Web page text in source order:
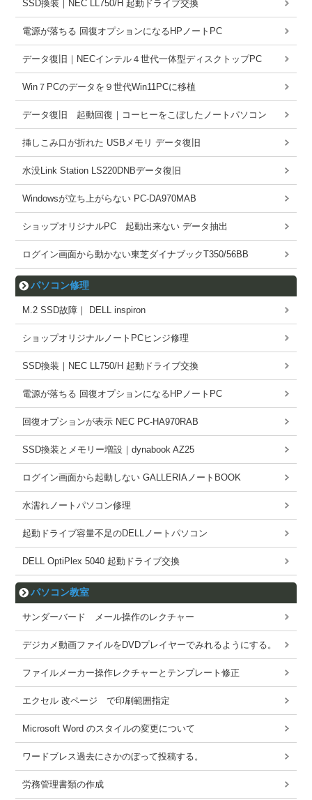
SSD換装｜NEC LL750/H 起動ドライブ交換
電源が落ちる 回復オプションになるHPノートPC
データ復旧｜NECインテル４世代一体型ディスクトップPC
Win７PCのデータを９世代Win11PCに移植
データ復旧 起動回復｜コーヒーをこぼしたノートパソコン
挿しこみ口が折れた USBメモリ データ復旧
水没Link Station LS220DNBデータ復旧
Windowsが立ち上がらない PC-DA970MAB
ショップオリジナルPC 起動出来ない データ抽出
ログイン画面から動かない東芝ダイナブックT350/56BB
パソコン修理
M.2 SSD故障｜ DELL inspiron
ショップオリジナルノートPCヒンジ修理
SSD換装｜NEC LL750/H 起動ドライブ交換
電源が落ちる 回復オプションになるHPノートPC
回復オプションが表示 NEC PC-HA970RAB
SSD換装とメモリー増設｜dynabook AZ25
ログイン画面から起動しない GALLERIAノートBOOK
水濡れノートパソコン修理
起動ドライブ容量不足のDELLノートパソコン
DELL OptiPlex 5040 起動ドライブ交換
パソコン教室
サンダーバード メール操作のレクチャー
デジカメ動画ファイルをDVDプレイヤーでみれるようにする。
ファイルメーカー操作レクチャーとテンプレート修正
エクセル 改ページ で印刷範囲指定
Microsoft Word のスタイルの変更について
ワードブレス過去にさかのぼって投稿する。
労務管理書類の作成